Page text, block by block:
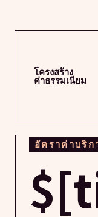
โครงสร้าง
ค่าธรรมเนียม
อัตราค่าบริก